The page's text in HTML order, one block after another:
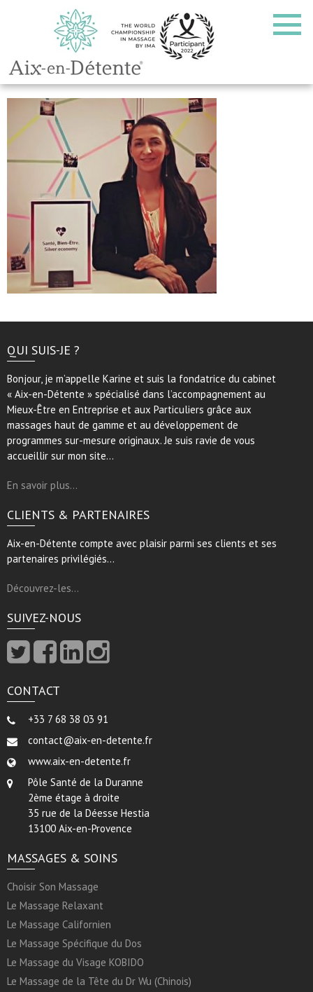
QUI SUIS-JE ?
Bonjour, je m’appelle Karine et suis la fondatrice du cabinet
« Aix-en-Détente » spécialisé dans l’accompagnement au
Mieux-Être en Entreprise et aux Particuliers grâce aux
massages haut de gamme et au développement de
programmes sur-mesure originaux. Je suis ravie de vous
accueillir sur mon site…
En savoir plus…
CLIENTS & PARTENAIRES
Aix-en-Détente compte avec plaisir parmi ses clients et ses
partenaires privilégiés…
Découvrez-les…
SUIVEZ-NOUS
CONTACT
+33 7 68 38 03 91
contact@aix-en-detente.fr
www.aix-en-detente.fr
Pôle Santé de la Duranne
2ème étage à droite
35 rue de la Déesse Hestia
13100 Aix-en-Provence
MASSAGES & SOINS
Choisir Son Massage
Le Massage Relaxant
Le Massage Californien
Le Massage Spécifique du Dos
Le Massage du Visage KOBIDO
Le Massage de la Tête du Dr Wu (Chinois)